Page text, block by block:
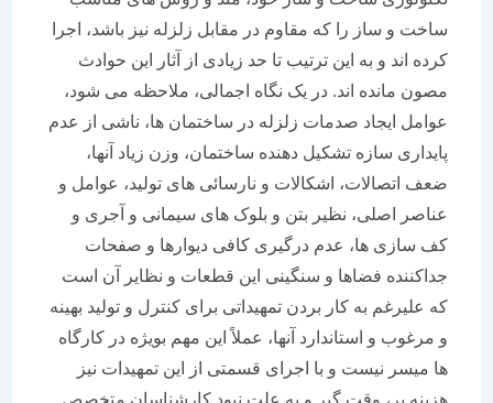
ساخت و ساز را که مقاوم در مقابل زلزله نیز باشد، اجرا
کرده اند و به این ترتیب تا حد زیادی از آثار این حوادث
مصون مانده اند. در یک نگاه اجمالی، ملاحظه می شود،
عوامل ایجاد صدمات زلزله در ساختمان ها، ناشی از عدم
پایداری سازه تشکیل دهنده ساختمان، وزن زیاد آنها،
ضعف اتصالات، اشکالات و نارسائی های تولید، عوامل و
عناصر اصلی، نظیر بتن و بلوک های سیمانی و آجری و
کف سازی ها، عدم درگیری کافی دیوارها و صفحات
جداکننده فضاها و سنگینی این قطعات و نظایر آن است
که علیرغم به کار بردن تمهیداتی برای کنترل و تولید بهینه
و مرغوب و استاندارد آنها، عملاً این مهم بویژه در کارگاه
ها میسر نیست و با اجرای قسمتی از این تمهیدات نیز